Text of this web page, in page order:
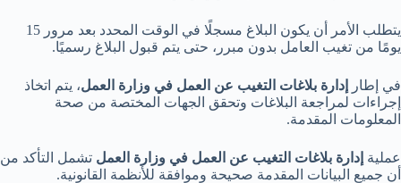
يتطلب الأمر أن يكون البلاغ مسجلًا في الوقت المحدد بعد مرور 15
يومًا من تغيب العامل بدون مبرر، حتى يتم قبول البلاغ رسميًا.
في إطار إدارة بلاغات التغيب عن العمل في وزارة العمل، يتم اتخاذ
إجراءات لمراجعة البلاغات وتحقق الجهات المختصة من صحة
المعلومات المقدمة.
عملية إدارة بلاغات التغيب عن العمل في وزارة العمل تشمل التأكد من
أن جميع البيانات المقدمة صحيحة وموافقة للأنظمة القانونية.